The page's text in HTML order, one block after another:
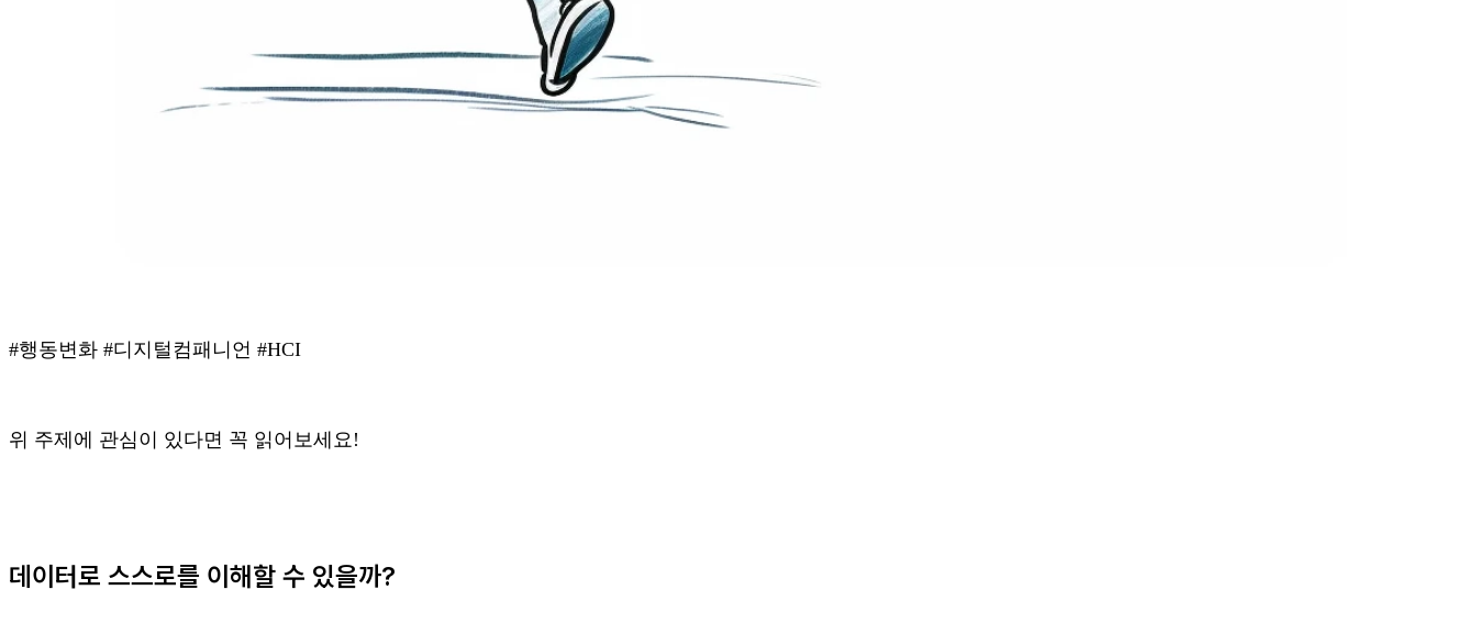
#행동변화 #디지털컴패니언 #HCI
위 주제에 관심이 있다면 꼭 읽어보세요!
데이터로 스스로를 이해할 수 있을까?